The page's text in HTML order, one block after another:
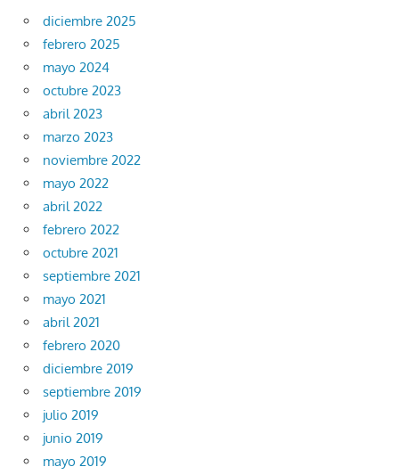
diciembre 2025
febrero 2025
mayo 2024
octubre 2023
abril 2023
marzo 2023
noviembre 2022
mayo 2022
abril 2022
febrero 2022
octubre 2021
septiembre 2021
mayo 2021
abril 2021
febrero 2020
diciembre 2019
septiembre 2019
julio 2019
junio 2019
mayo 2019